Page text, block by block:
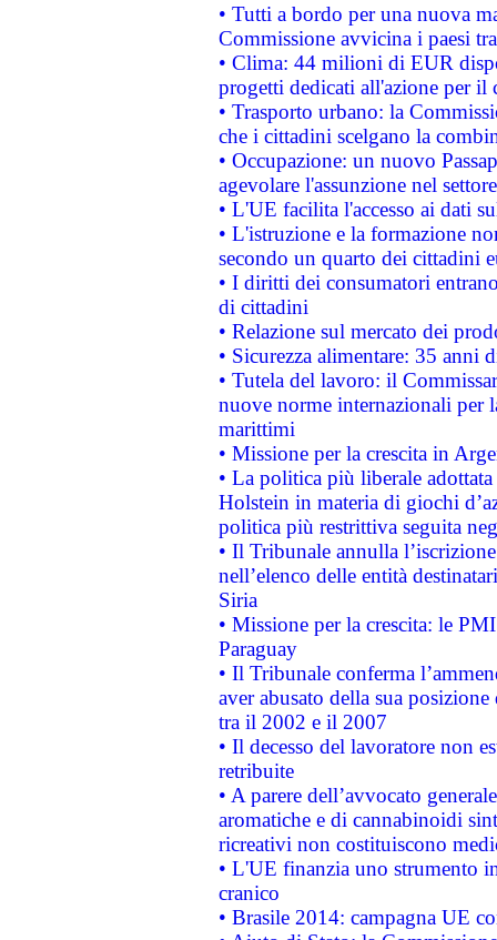
• Tutti a bordo per una nuova
Commissione avvicina i paesi
• Clima: 44 milioni di EUR
progetti dedicati all'azione per il
• Trasporto urbano: la
che i cittadini scelgano la
• Occupazione: un nuovo
agevolare l'assunzione nel
• L'UE facilita l'accesso ai dati
• L'istruzione e la formazione
secondo un quarto dei cittadini
• I diritti dei consumatori
di cittadini
• Relazione sul mercato dei
• Sicurezza alimentare: 35 anni
• Tutela del lavoro: il
nuove norme internazionali per
marittimi
• Missione per la crescita in
• La politica più liberale
Holstein in materia di giochi
politica più restrittiva seguita
• Il Tribunale annulla
nell’elenco delle entità
Siria
• Missione per la crescita: le
Paraguay
• Il Tribunale conferma
aver abusato della sua
tra il 2002 e il 2007
• Il decesso del lavoratore non
retribuite
• A parere dell’avvocato
aromatiche e di cannabinoidi
ricreativi non costituiscono
• L'UE finanzia uno strumento
cranico
• Brasile 2014: campagna UE